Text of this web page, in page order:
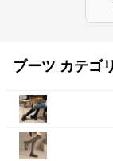
ブーツ カテゴ